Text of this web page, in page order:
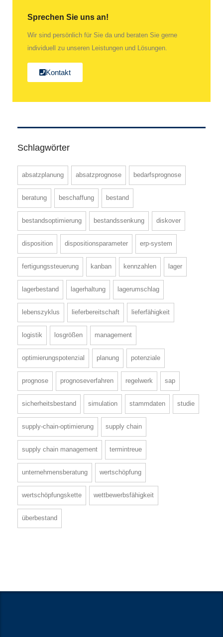
Sprechen Sie uns an!
Wir sind persönlich für Sie da und beraten Sie gerne
individuell zu unseren Leistungen und Lösungen.
Kontakt
Schlagwörter
absatzplanung absatzprognose bedarfsprognose
beratung beschaffung bestand
bestandsoptimierung bestandssenkung diskover
disposition dispositionsparameter erp-system
fertigungssteuerung kanban kennzahlen lager
lagerbestand lagerhaltung lagerumschlag
lebenszyklus lieferbereitschaft lieferfähigkeit
logistik losgrößen management
optimierungspotenzial planung potenziale
prognose prognoseverfahren regelwerk sap
sicherheitsbestand simulation stammdaten studie
supply-chain-optimierung supply chain
supply chain management termintreue
unternehmensberatung wertschöpfung
wertschöpfungskette wettbewerbsfähigkeit
überbestand